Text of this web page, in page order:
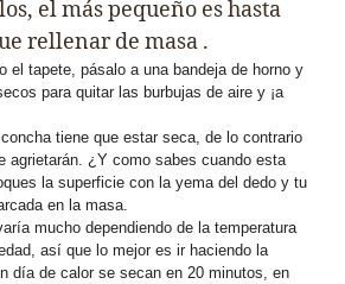
el más pequeño es hasta
rellenar de masa .
el tapete, pásalo a una bandeja de horno y
para quitar las burbujas de aire y ¡a
concha tiene que estar seca, de lo contrario
agrietarán. ¿Y como sabes cuando esta
la superficie con la yema del dedo y tu
en la masa.
mucho dependiendo de la temperatura
así que lo mejor es ir haciendo la
día de calor se secan en 20 minutos, en